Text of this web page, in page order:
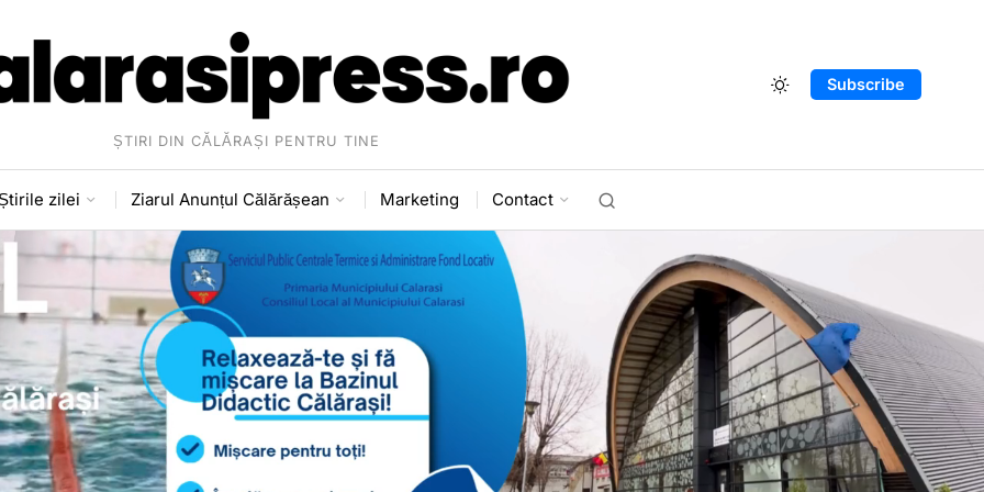
ȘTIRI DIN CĂLĂRAȘI PENTRU TINE
Subscribe
zilei Ziarul Anunțul Călărășean Marketing Contact